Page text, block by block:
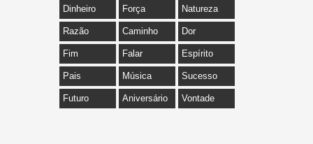
Dinheiro Força Natureza
Razão Caminho Dor
Fim Falar Espírito
Pais Música Sucesso
Futuro Aniversário Vontade